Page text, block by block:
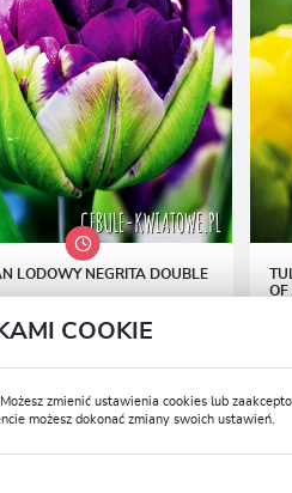
LODOWY NEGRITA DOUBLE
września
OF
COOKIE
zmienić ustawienia cookies lub
możesz dokonać zmiany swoich ustawień.